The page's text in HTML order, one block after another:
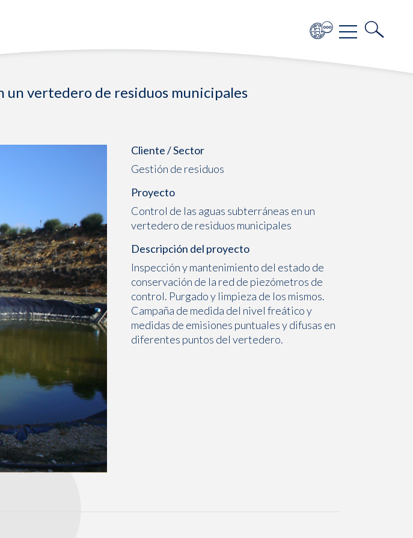
un vertedero de residuos municipales
Cliente / Sector
Gestión de residuos
Proyecto
Control de las aguas subterráneas en un
vertedero de residuos municipales
Descripción del proyecto
Inspección y mantenimiento del estado de
conservación de la red de piezómetros de
control. Purgado y limpieza de los mismos.
Campaña de medida del nivel freático y
medidas de emisiones puntuales y difusas en
diferentes puntos del vertedero.